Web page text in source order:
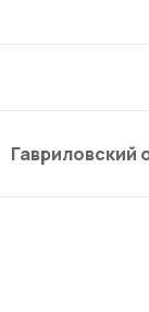
Гавриловский